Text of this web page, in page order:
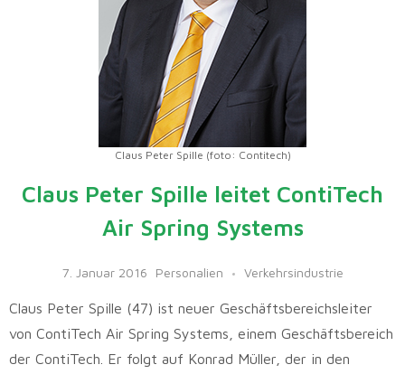
Claus Peter Spille (foto: Contitech)
Claus Peter Spille leitet ContiTech
Air Spring Systems
7. Januar 2016 Personalien Verkehrsindustrie
Claus Peter Spille (47) ist neuer Geschäftsbereichsleiter
von ContiTech Air Spring Systems, einem Geschäftsbereich
der ContiTech. Er folgt auf Konrad Müller, der in den